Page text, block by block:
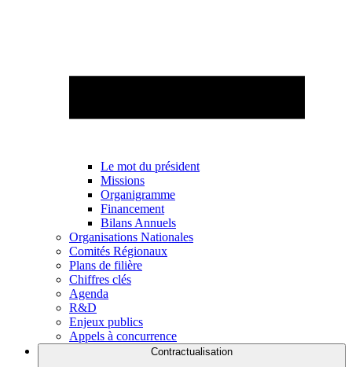
Le mot du président
Missions
Organigramme
Financement
Bilans Annuels
Organisations Nationales
Comités Régionaux
Plans de filière
Chiffres clés
Agenda
R&D
Enjeux publics
Appels à concurrence
Contractualisation